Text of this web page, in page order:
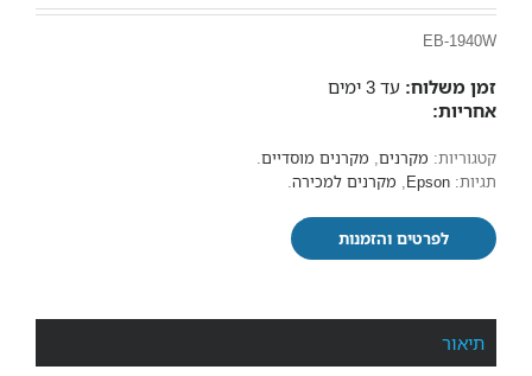
EB-1940W
זמן משלוח: עד 3 ימים
אחריות:
קטגוריות: מקרנים מקרנים מוסדיים
תגיות: Epson מקרנים למכירה
לפרטים והזמנות
תיאור